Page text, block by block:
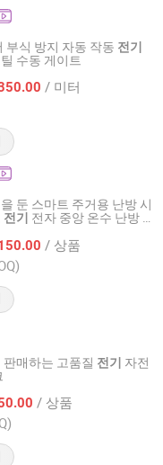
부식 방지 자동 작동 전기
수동 게이트
/ 미터
Ltd.
2021
둔 스마트 주거용 난방 시
전기
전자 중앙 온수 난방 콤
/ 상품
매하는 고품질 전기 자전
/ 상품
Co., Ltd.